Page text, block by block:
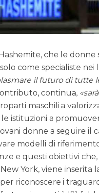
che le
come specialiste nei
il futuro di tutte
continua,
maschili a
istituzioni a
donne a seguire il
modelli di
e questi obiettivi
York, viene inserita
per riconoscere i